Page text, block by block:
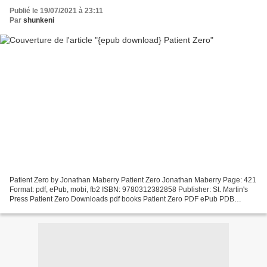
Publié le 19/07/2021 à 23:11
Par shunkeni
Patient Zero by Jonathan Maberry Patient Zero Jonathan Maberry Page: 421
Format: pdf, ePub, mobi, fb2 ISBN: 9780312382858 Publisher: St. Martin's
Press Patient Zero Downloads pdf books Patient Zero PDF ePub PDB